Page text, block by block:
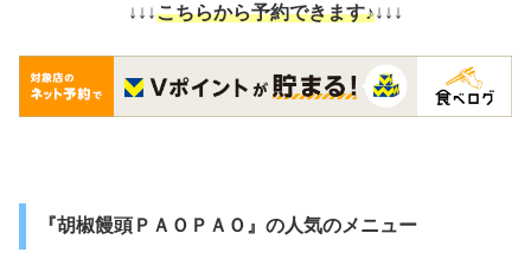
↓↓↓こちらから予約できます♪↓↓↓
『胡椒饅頭ＰＡＯＰＡＯ』の人気のメニュー